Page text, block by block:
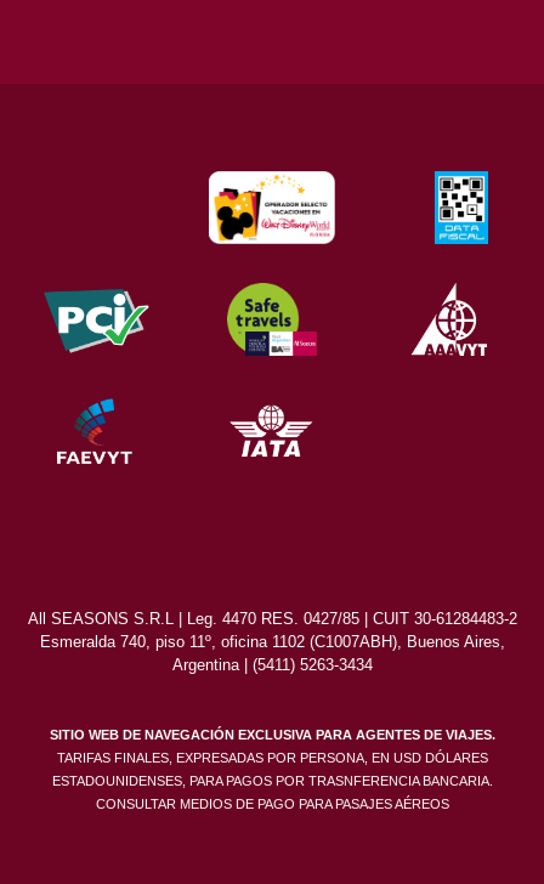
All SEASONS S.R.L | Leg. 4470 RES. 0427/85 | CUIT 30-61284483-2
Esmeralda 740, piso 11º, oficina 1102 (C1007ABH), Buenos Aires,
Argentina | (5411) 5263-3434
SITIO WEB DE NAVEGACIÓN EXCLUSIVA PARA AGENTES DE VIAJES.
TARIFAS FINALES, EXPRESADAS POR PERSONA, EN USD DÓLARES
ESTADOUNIDENSES, PARA PAGOS POR TRASNFERENCIA BANCARIA.
CONSULTAR MEDIOS DE PAGO PARA PASAJES AÉREOS